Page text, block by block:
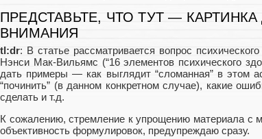
ПРЕДСТАВЬТЕ, ЧТО ТУТ —
ВНИМАНИЯ
tl:dr: В статье рассматривается вопрос
Нэнси Мак-Вильямс (“16 элементов психического
дать примеры — как выглядит “сломанная” в этом
“починить” (в данном конкретном случае), какие
сделать и т.д.
К сожалению, стремление к упрощению материала с
объективность формулировок, предупреждаю сразу.